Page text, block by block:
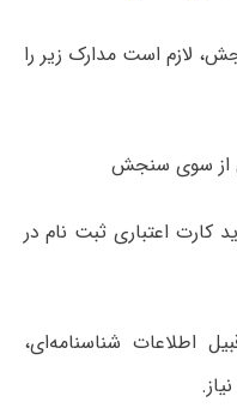
لازم است مدارک زیر را
کارت اعتباری ثبت نام در
اطلاعات شناسنامه‌ای،